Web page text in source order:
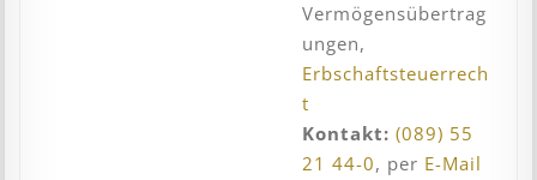
Vermögensübertrag
ungen,
Erbschaftsteuerrech
t
Kontakt: (089) 55
21 44-0, per E-Mail